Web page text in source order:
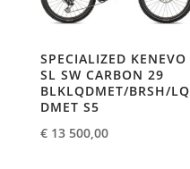
SPECIALIZED KENEVO
SL SW CARBON 29
BLKLQDMET/BRSH/LQ
DMET S5
€13 500,00